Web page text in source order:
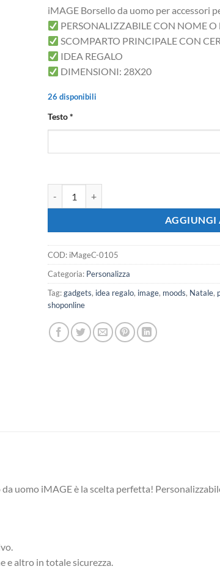
iMAGE Borsello da uomo per accessori
PERSONALIZZABILE CON NOME O
SCOMPARTO PRINCIPALE CON
IDEA REGALO
DIMENSIONI: 28X20
26 disponibili
Testo*
AGGIUNGI
COD: iMageC-0105
Categoria: Personalizza
Tag:gadgets, idea regalo, image, moods, Natale,
shoponline
uomo iMAGE è la scelta perfetta!
e altro in totale sicurezza.